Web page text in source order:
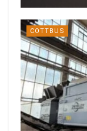
COTTBUS